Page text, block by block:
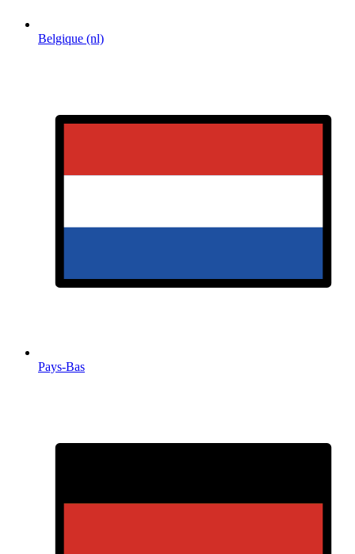
Belgique (nl)
Pays-Bas